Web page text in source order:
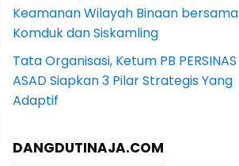
Keamanan Wilayah Binaan bersama
Komduk dan Siskamling
Tata Organisasi, Ketum PB PERSINAS
ASAD Siapkan 3 Pilar Strategis Yang
Adaptif
DANGDUTINAJA.COM